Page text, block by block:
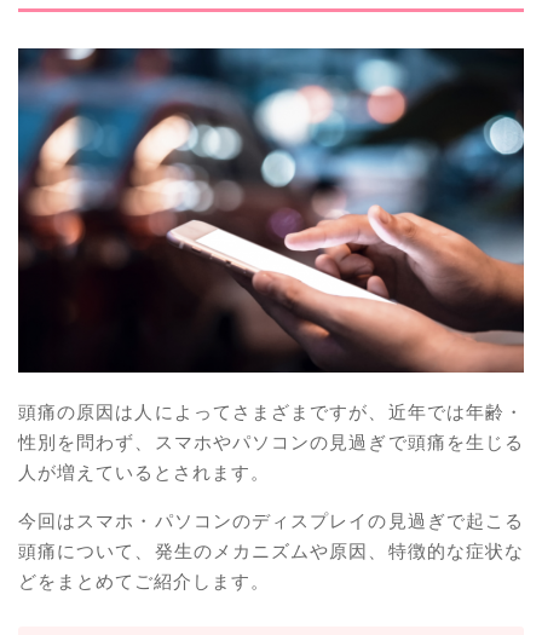
頭痛の原因は人によってさまざまですが、近年では年齢・
性別を問わず、スマホやパソコンの見過ぎで頭痛を生じる
人が増えているとされます。
今回はスマホ・パソコンのディスプレイの見過ぎで起こる
頭痛について、発生のメカニズムや原因、特徴的な症状な
どをまとめてご紹介します。